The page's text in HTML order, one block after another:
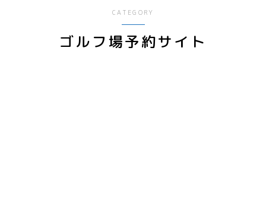
転職・仕事・求人・学ぶ
転職・求人サイトまとめ比較
CATEGORY
ゴルフ場予約サイト